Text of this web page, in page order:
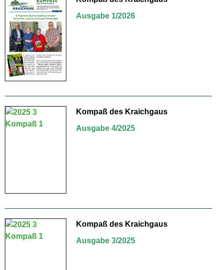
Ausgabe 1/2026
Kompaß des Kraichgaus
Ausgabe 4/2025
Kompaß des Kraichgaus
Ausgabe 3/2025